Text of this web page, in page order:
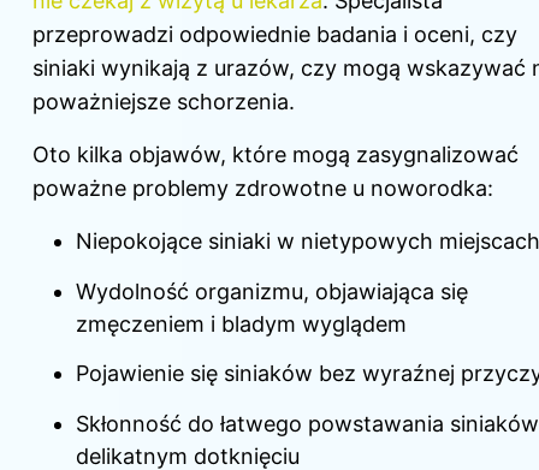
przeprowadzi odpowiednie badania i oceni, czy
siniaki wynikają z urazów, czy mogą wskazywać
poważniejsze schorzenia.
Oto kilka objawów, które mogą zasygnalizować
poważne problemy zdrowotne u noworodka:
Niepokojące siniaki w nietypowych miejscach
Wydolność organizmu, objawiająca się
zmęczeniem i bladym wyglądem
Pojawienie się siniaków bez wyraźnej
Skłonność do łatwego powstawania
delikatnym dotknięciu